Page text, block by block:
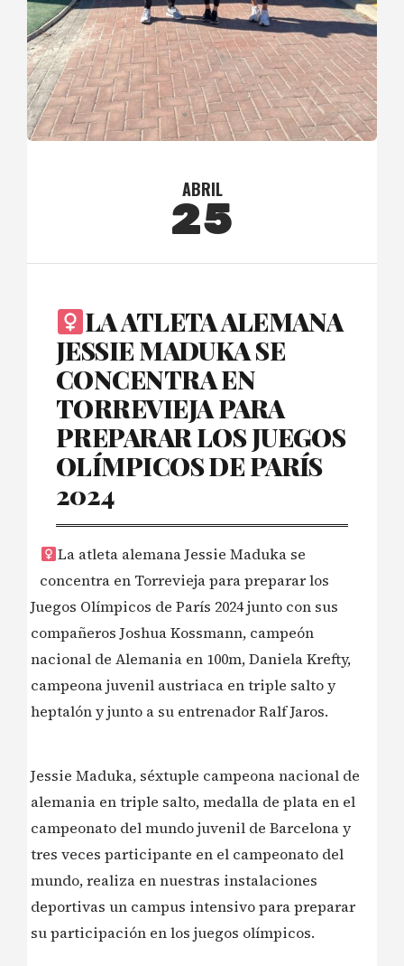
ABRIL
25
LA ATLETA ALEMANA
JESSIE MADUKA SE
CONCENTRA EN
TORREVIEJA PARA
PREPARAR LOS JUEGOS
OLÍMPICOS DE PARÍS
2024
La atleta alemana Jessie Maduka se
concentra en Torrevieja para preparar los
Juegos Olímpicos de París 2024 junto con sus
compañeros Joshua Kossmann, campeón
nacional de Alemania en 100m, Daniela Krefty,
campeona juvenil austriaca en triple salto y
heptalón y junto a su entrenador Ralf Jaros.
Jessie Maduka, séxtuple campeona nacional de
alemania en triple salto, medalla de plata en el
campeonato del mundo juvenil de Barcelona y
tres veces participante en el campeonato del
mundo, realiza en nuestras instalaciones
deportivas un campus intensivo para preparar
su participación en los juegos olímpicos.